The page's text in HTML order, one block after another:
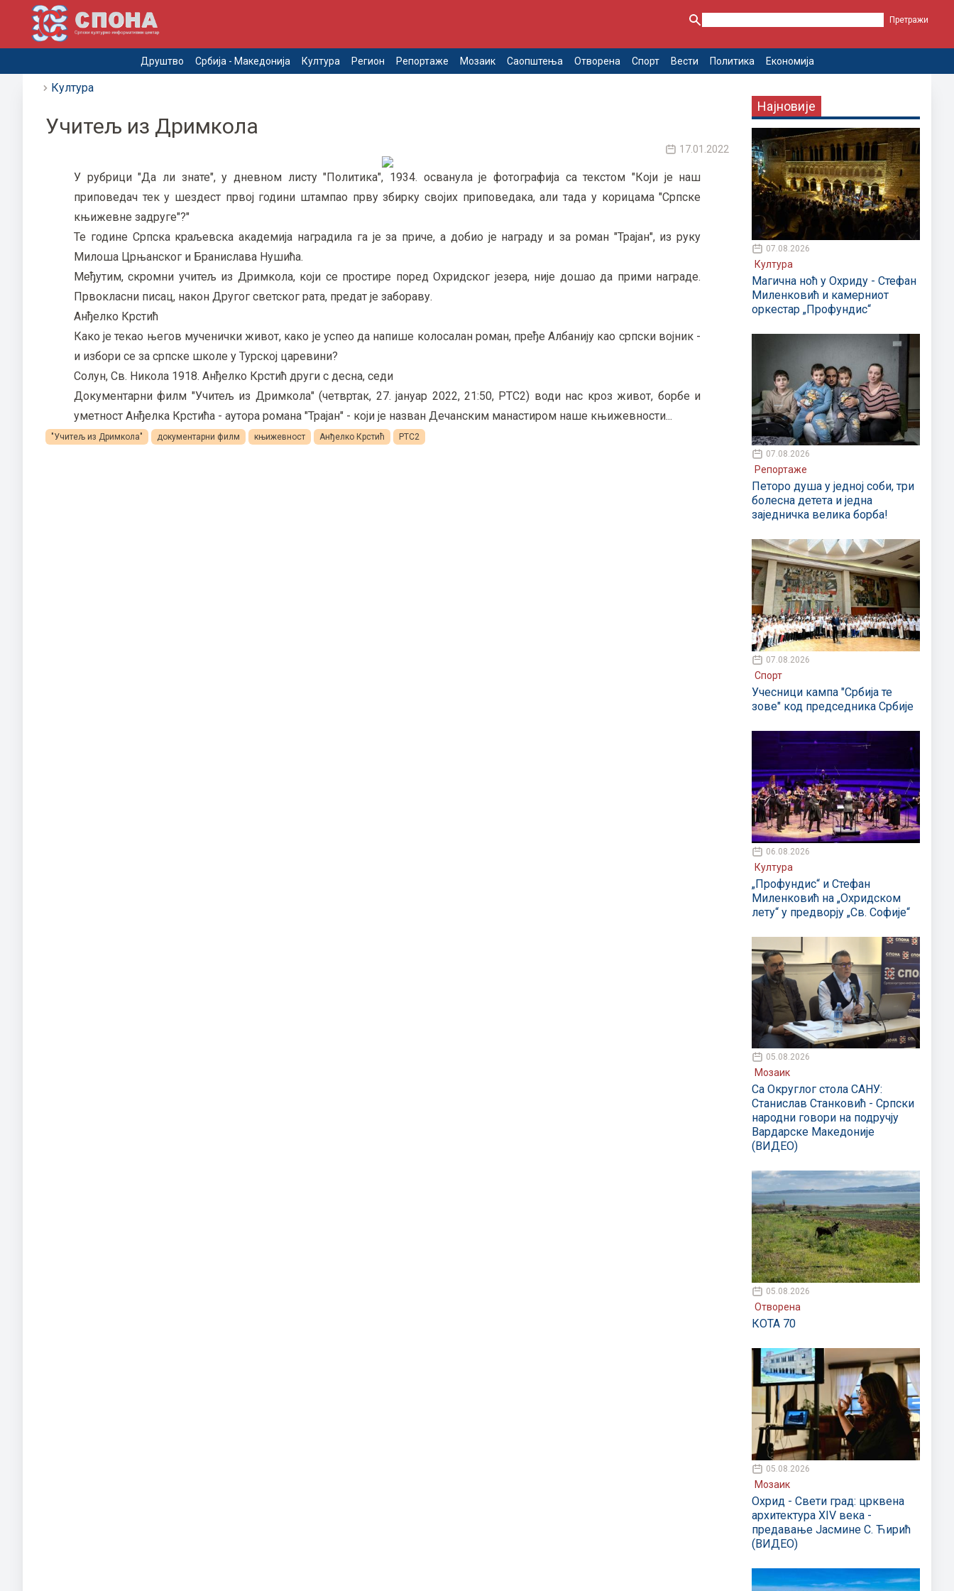
Друштво Србија - Македонија Култура Регион Репортаже Мозаик Саопштења Отворена Спорт Вести Политика Економија
Култура
Учитељ из Дримкола
17.01.2022
У рубрици "Да ли знате", у дневном листу "Политика", 1934. осванула је фотографија са текстом "Који је наш
приповедач тек у шездест првој години штампао прву збирку својих приповедака, али тада у корицама "Српске
књижевне задруге"?"
Те године Српска краљевска академија наградила га је за приче, а добио је награду и за роман "Трајан", из руку
Милоша Црњанског и Бранислава Нушића.
Међутим, скромни учитељ из Дримкола, који се простире поред Охридског језера, није дошао да прими награде.
Првокласни писац, након Другог светског рата, предат је забораву.
Анђелко Крстић
Како је текао његов мученички живот, како је успео да напише колосалан роман, пређе Албанију као српски војник -
и избори се за српске школе у Турској царевини?
Солун, Св. Никола 1918. Анђелко Крстић други с десна, седи
Документарни филм "Учитељ из Дримкола" (четвртак, 27. јануар 2022, 21:50, РТС2) води нас кроз живот, борбе и
уметност Анђелка Крстића - аутора романа "Трајан" - који је назван Дечанским манастиром наше књижевности...
"Учитељ из Дримкола" документарни филм књижевност Анђелко Крстић РТС2
Најновије
07.08.2026
Култура
Магична ноћ у Охриду - Стефан
Миленковић и камерниот
оркестар „Профундис“
07.08.2026
Репортаже
Петоро душа у једној соби, три
болесна детета и једна
заједничка велика борба!
07.08.2026
Спорт
Учесници кампа "Србија те
зове" код председника Србије
06.08.2026
Култура
„Профундис“ и Стефан
Миленковић на „Охридском
лету“ у предворју „Св. Софије“
05.08.2026
Мозаик
Са Округлог стола САНУ:
Станислав Станковић - Српски
народни говори на подручју
Вардарске Македоније
(ВИДЕО)
05.08.2026
Отворена
КОТА 70
05.08.2026
Мозаик
Охрид - Свети град: црквена
архитектура XIV века -
предавање Јасмине С. Ћирић
(ВИДЕО)